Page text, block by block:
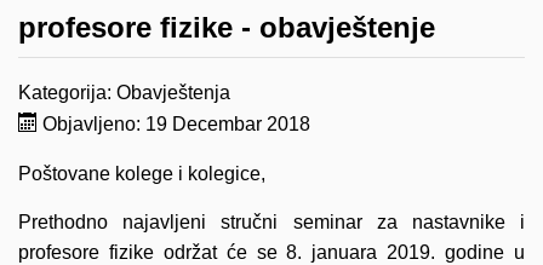
profesore fizike - obavještenje
Kategorija: Obavještenja
Objavljeno: 19 Decembar 2018
Poštovane kolege i kolegice,
Prethodno najavljeni stručni seminar za nastavnike i
profesore fizike održat će se 8. januara 2019. godine u